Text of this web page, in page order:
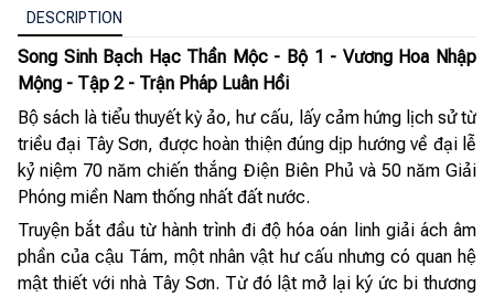
DESCRIPTION
Song Sinh Bạch Hạc Thần Mộc - Bộ 1 - Vương Hoa Nhập
Mộng - Tập 2 - Trận Pháp Luân Hồi
Bộ sách là tiểu thuyết kỳ ảo, hư cấu, lấy cảm hứng lịch sử từ
triều đại Tây Sơn, được hoàn thiện đúng dịp hướng về đại lễ
kỷ niệm 70 năm chiến thắng Điện Biên Phủ và 50 năm Giải
Phóng miền Nam thống nhất đất nước.
Truyện bắt đầu từ hành trình đi độ hóa oán linh giải ách âm
phần của cậu Tám, một nhân vật hư cấu nhưng có quan hệ
mật thiết với nhà Tây Sơn. Từ đó lật mở lại ký ức bi thương